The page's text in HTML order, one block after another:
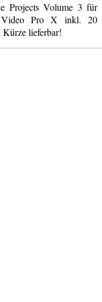
Projects Volume 3 für
Pro X inkl. 20
Kürze lieferbar!